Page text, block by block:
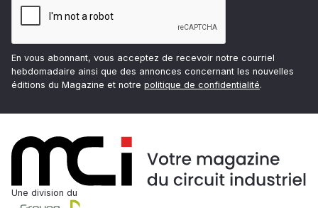
En vous abonnant, vous acceptez de recevoir notre courriel
hebdomadaire ainsi que des annonces concernant les nouvelles
éditions du Magazine et notre politique de confidentialité.
Une division du